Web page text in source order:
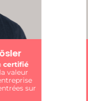
à
la